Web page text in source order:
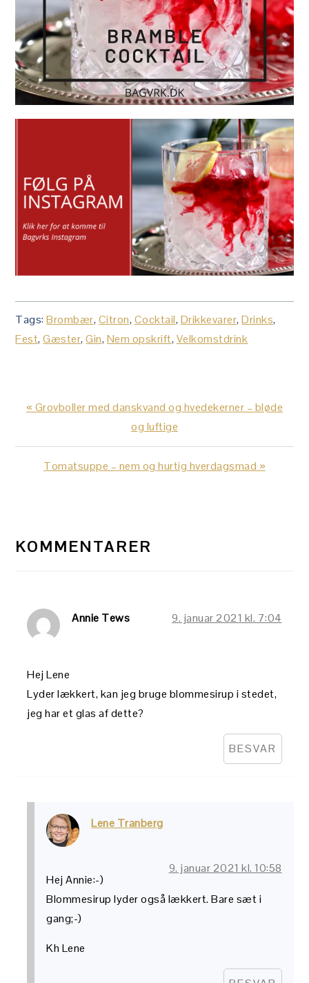
Tags:Brombær, Citron, Cocktail, Drikkevarer,Drinks,
Fest,Gæster,Gin, Nem opskrift, Velkomstdrink
Previous
« Grovboller med danskvand og hvedekerner – bløde
og luftige
Next
Tomatsuppe – nem og hurtig hverdagsmad »
KOMMENTARER
Annie Tews 9. januar 2021 kl. 7:04
Hej Lene
Lyder lækkert, kan jeg bruge blommesirup i stedet,
jeg har et glas af dette?
BESVAR
Lene Tranberg
9. januar 2021 kl. 10:58
Hej Annie:-)
Blommesirup lyder også lækkert. Bare sæt i
gang;-)
Kh Lene